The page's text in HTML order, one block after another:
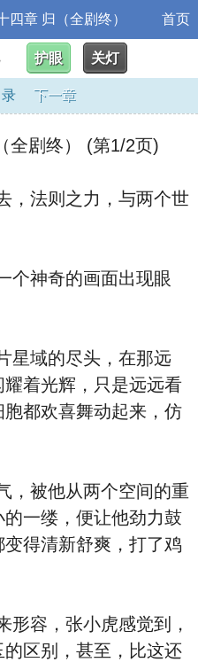
四章 归（全剧终） 首页
护眼 关灯
录 下一章
剧终） (第1/2页)
法则之力，与两个世
神奇的画面出现眼
域的尽头，在那远
着光辉，只是远远看
胞都欢喜舞动起来，仿
被他从两个空间的重
一缕，便让他劲力鼓
得清新舒爽，打了鸡
容，张小虎感觉到，
区别，甚至，比这还